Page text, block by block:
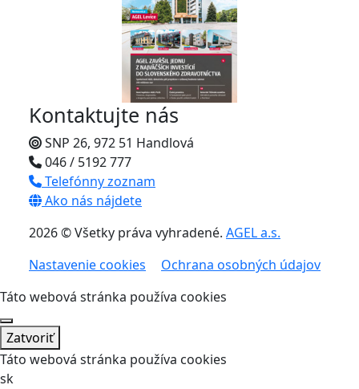
Kontaktujte nás
SNP 26, 972 51 Handlová
046 / 5192 777
Telefónny zoznam
Ako nás nájdete
2026 © Všetky práva vyhradené. AGEL a.s.
Nastavenie cookies
Ochrana osobných údajov
Táto webová stránka používa cookies
Zatvoriť
Táto webová stránka používa cookies
sk